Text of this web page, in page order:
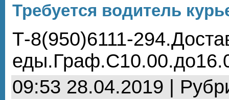
Требуется водитель
Т-8(950)6111-
09:53 28.04.2019 |